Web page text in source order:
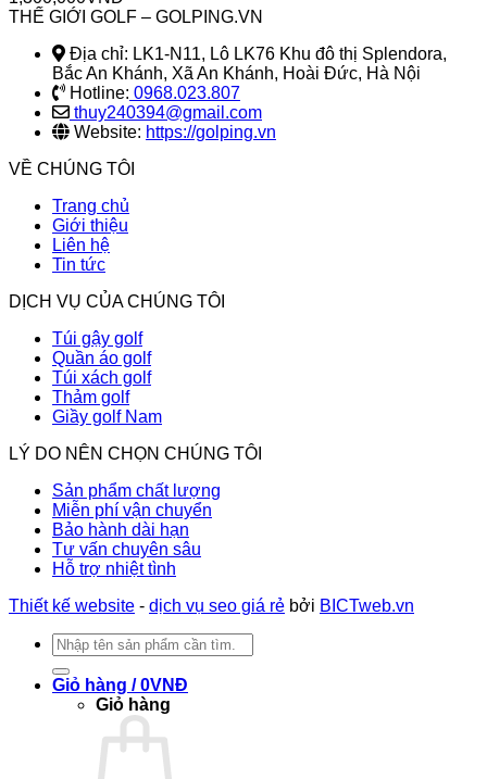
THẾ GIỚI GOLF – GOLPING.VN
Địa chỉ: LK1-N11, Lô LK76 Khu đô thị Splendora,
Bắc An Khánh, Xã An Khánh, Hoài Đức, Hà Nội
Hotline: 0968.023.807
thuy240394@gmail.com
Website: https://golping.vn
VỀ CHÚNG TÔI
Trang chủ
Giới thiệu
Liên hệ
Tin tức
DỊCH VỤ CỦA CHÚNG TÔI
Túi gậy golf
Quần áo golf
Túi xách golf
Thảm golf
Giầy golf Nam
LÝ DO NÊN CHỌN CHÚNG TÔI
Sản phẩm chất lượng
Miễn phí vận chuyển
Bảo hành dài hạn
Tư vấn chuyên sâu
Hỗ trợ nhiệt tình
Thiết kế website - dịch vụ seo giá rẻ bởi BICTweb.vn
Tìm
kiếm:
Giỏ hàng /0VNĐ
Giỏ hàng